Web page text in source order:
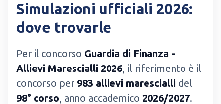
Simulazioni ufficiali 2026:
dove trovarle
Per il concorso Guardia di Finanza -
Allievi Marescialli 2026, il riferimento è il
concorso per 983 allievi marescialli del
98° corso, anno accademico 2026/2027.